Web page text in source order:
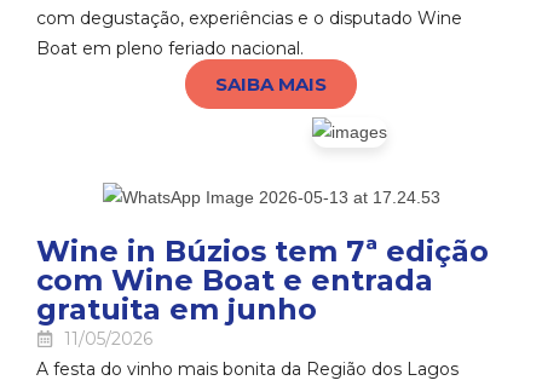
com degustação, experiências e o disputado Wine
Boat em pleno feriado nacional.
SAIBA MAIS
Wine in Búzios tem 7ª edição
com Wine Boat e entrada
gratuita em junho
11/05/2026
A festa do vinho mais bonita da Região dos Lagos